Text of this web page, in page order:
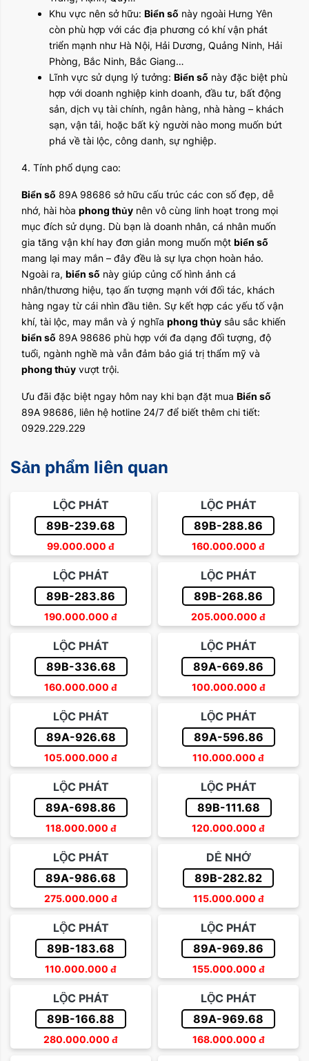
Khu vực nên sở hữu: Biển số này ngoài Hưng Yên
còn phù hợp với các địa phương có khí vận phát
triển mạnh như Hà Nội, Hải Dương, Quảng Ninh, Hải
Phòng, Bắc Ninh, Bắc Giang…
Lĩnh vực sử dụng lý tưởng: Biển số này đặc biệt phù
hợp với doanh nghiệp kinh doanh, đầu tư, bất động
sản, dịch vụ tài chính, ngân hàng, nhà hàng – khách
sạn, vận tải, hoặc bất kỳ người nào mong muốn bứt
phá về tài lộc, công danh, sự nghiệp.
4. Tính phổ dụng cao:
Biển số 89A 98686 sở hữu cấu trúc các con số đẹp, dễ
nhớ, hài hòa phong thủy nên vô cùng linh hoạt trong mọi
mục đích sử dụng. Dù bạn là doanh nhân, cá nhân muốn
gia tăng vận khí hay đơn giản mong muốn một biển số
mang lại may mắn – đây đều là sự lựa chọn hoàn hảo.
Ngoài ra, biển số này giúp củng cố hình ảnh cá
nhân/thương hiệu, tạo ấn tượng mạnh với đối tác, khách
hàng ngay từ cái nhìn đầu tiên. Sự kết hợp các yếu tố vận
khí, tài lộc, may mắn và ý nghĩa phong thủy sâu sắc khiến
biển số 89A 98686 phù hợp với đa dạng đối tượng, độ
tuổi, ngành nghề mà vẫn đảm bảo giá trị thẩm mỹ và
phong thủy vượt trội.
Ưu đãi đặc biệt ngay hôm nay khi bạn đặt mua Biển số
89A 98686, liên hệ hotline 24/7 để biết thêm chi tiết:
0929.229.229
Sản phẩm liên quan
LỘC PHÁT
89B-239.68
99.000.000 đ
LỘC PHÁT
89B-288.86
160.000.000 đ
LỘC PHÁT
89B-283.86
190.000.000 đ
LỘC PHÁT
89B-268.86
205.000.000 đ
LỘC PHÁT
89B-336.68
160.000.000 đ
LỘC PHÁT
89A-669.86
100.000.000 đ
LỘC PHÁT
89A-926.68
105.000.000 đ
LỘC PHÁT
89A-596.86
110.000.000 đ
LỘC PHÁT
89A-698.86
118.000.000 đ
LỘC PHÁT
89B-111.68
120.000.000 đ
LỘC PHÁT
89A-986.68
275.000.000 đ
DỄ NHỚ
89B-282.82
115.000.000 đ
LỘC PHÁT
89B-183.68
110.000.000 đ
LỘC PHÁT
89A-969.86
155.000.000 đ
LỘC PHÁT
89B-166.88
280.000.000 đ
LỘC PHÁT
89A-969.68
168.000.000 đ